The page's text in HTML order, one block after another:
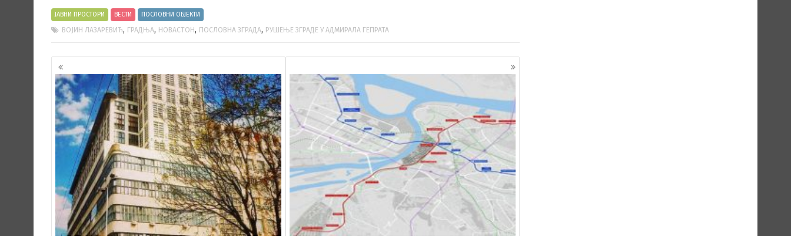
ЈАВНИ ПРОСТОРИ ВЕСТИ ПОСЛОВНИ ОБЈЕКТИ
ВОЈИН ЛАЗАРЕВИЋ, ГРАДЊА, НОВАСТОН, ПОСЛОВНА ЗГРАДА, РУШЕЊЕ ЗГРАДЕ У АДМИРАЛА ГЕПРАТА
Кретање
чланака